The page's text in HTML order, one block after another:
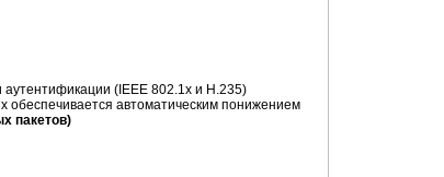
(IEEE 802.1x и H.235)
обеспечивается автоматическим понижением
пакетов)